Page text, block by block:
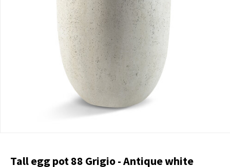
Tall egg pot 88 Grigio - Antique white